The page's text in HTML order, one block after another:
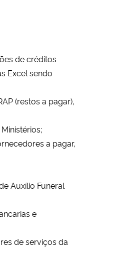
de créditos
Excel sendo
(restos a pagar),
a pagar,
Auxílio Funeral
e
de serviços da